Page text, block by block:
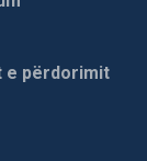
punimet,
e përdorimit